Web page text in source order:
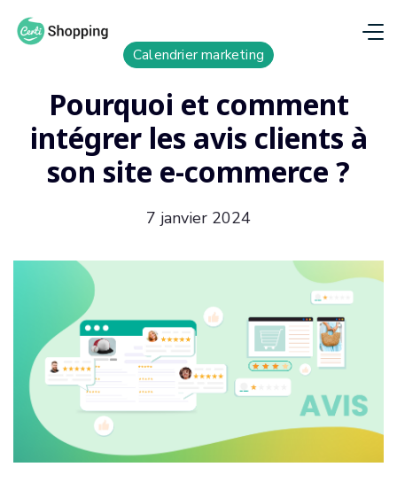
Calendrier marketing
Pourquoi et comment
intégrer les avis clients à
son site e-commerce ?
7 janvier 2024